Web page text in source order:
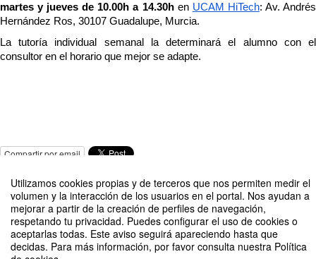
Utilizamos cookies propias y de terceros que nos permiten medir el
volumen y la interacción de los usuarios en el portal. Nos ayudan a
mejorar a partir de la creación de perfiles de navegación,
respetando tu privacidad. Puedes configurar el uso de cookies o
aceptarlas todas. Este aviso seguirá apareciendo hasta que
decidas. Para más información, por favor consulta nuestra Política
martes y jueves de 10.00h a 14.30h en UCAM HiTech: Av. Andrés
Hernández Ros, 30107 Guadalupe, Murcia.
La tutoría individual semanal la determinará el alumno con el
consultor en el horario que mejor se adapte.
Compartir por email
III Edición Programa de emprendimiento Realidad Virtual y Aumentada